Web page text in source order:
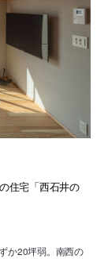
住宅「西石井の
か20坪弱。南西の